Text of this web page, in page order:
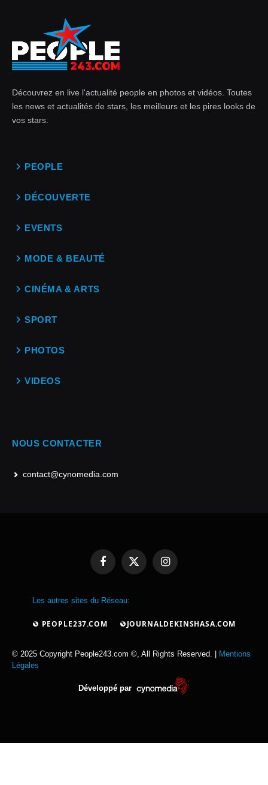
Découvrez en live l'actualité people en photos et vidéos. Toutes
les news et actualités de stars, les meilleurs et les pires looks de
vos stars.
PEOPLE
DÉCOUVERTE
EVENTS
MODE & BEAUTÉ
CINÉMA & ARTS
SPORT
PHOTOS
VIDEOS
NOUS CONTACTER
contact@cynomedia.com
FacebookX
Instagram
Les autres sites du Réseau:
PEOPLE237.COM JOURNALDEKINSHASA.COM
© 2025 Copyright People243.com ©, All Rights Reserved. |
Mentions
Légales
Développé par